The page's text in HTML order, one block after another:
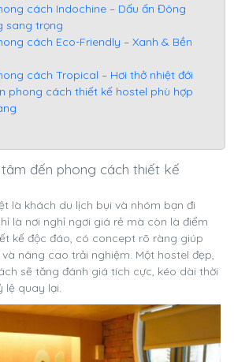
cách Indochine – Dấu ấn Đông
sang trọng
cách Eco-Friendly – Xanh & Bền
cách Tropical – Hơi thở nhiệt đới
phong cách thiết kế hostel phù hợp
tâm đến phong cách thiết kế
là khách du lịch bụi và nhóm bạn đi
là nơi nghỉ ngơi giá rẻ mà còn là điểm
kế độc đáo, có concept rõ ràng giúp
nâng cao trải nghiệm. Một hostel đẹp,
sẽ tăng đánh giá tích cực, kéo dài thời
quay lại.